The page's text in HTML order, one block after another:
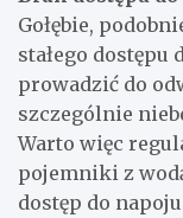
Gołębie,
stałego dostępu
prowadzić do
szczególnie
Warto więc
pojemniki z
dostęp do